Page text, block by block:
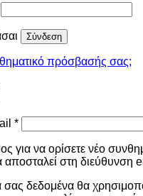
Σύνδεση
πρόσβασής σας;
*Απαιτείται
για να ορίσετε νέο
στη διεύθυνση
δεδομένα θα